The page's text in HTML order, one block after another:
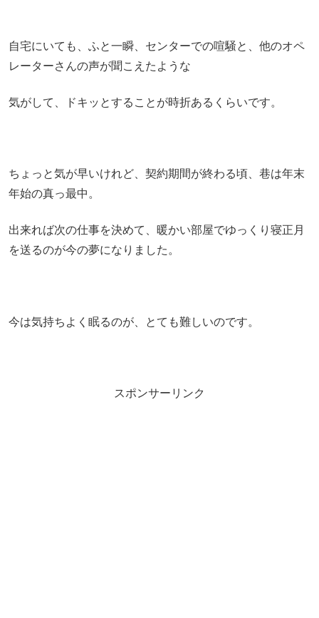
自宅にいても、ふと一瞬、センターでの喧騒と、他のオペ
レーターさんの声が聞こえたような
気がして、ドキッとすることが時折あるくらいです。
ちょっと気が早いけれど、契約期間が終わる頃、巷は年末
年始の真っ最中。
出来れば次の仕事を決めて、暖かい部屋でゆっくり寝正月
を送るのが今の夢になりました。
今は気持ちよく眠るのが、とても難しいのです。
スポンサーリンク